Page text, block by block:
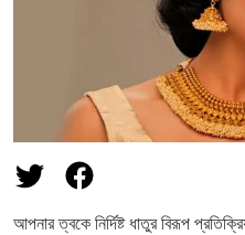
আপনার ত্বকে নির্দিষ্ট ধাতুর বিরূপ